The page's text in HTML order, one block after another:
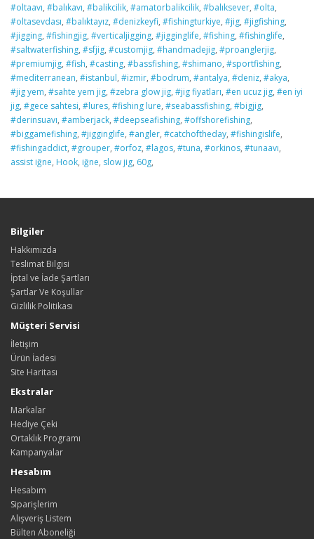
#oltaavı, #balıkavı, #balikcilik, #amatorbalikcilik, #balıksever, #olta,
#oltasevdası, #balıktayız, #denizkeyfi, #fishingturkiye, #jig, #jigfishing,
#jigging, #fishingjig, #verticaljigging, #jigginglife, #fishing, #fishinglife,
#saltwaterfishing, #sfjig, #customjig, #handmadejig, #proanglerjig,
#premiumjig, #fish, #casting, #bassfishing, #shimano, #sportfishing,
#mediterranean, #istanbul, #izmir, #bodrum, #antalya, #deniz, #akya,
#jig yem, #sahte yem jig, #zebra glow jig, #jig fiyatları, #en ucuz jig, #en iyi
jig, #gece sahtesi, #lures, #fishing lure, #seabassfishing, #bigjig,
#derinsuavı, #amberjack, #deepseafishing, #offshorefishing,
#biggamefishing, #jigginglife, #angler, #catchoftheday, #fishingislife,
#fishingaddict, #grouper, #orfoz, #lagos, #tuna, #orkinos, #tunaavı,
assist iğne, Hook, iğne, slow jig, 60g,
Bilgiler
Hakkımızda
Teslimat Bilgisi
İptal ve İade Şartları
Şartlar Ve Koşullar
Gizlilik Politikası
Müşteri Servisi
İletişim
Ürün İadesi
Site Haritası
Ekstralar
Markalar
Hediye Çeki
Ortaklık Programı
Kampanyalar
Hesabım
Hesabım
Siparişlerim
Alışveriş Listem
Bülten Aboneliği